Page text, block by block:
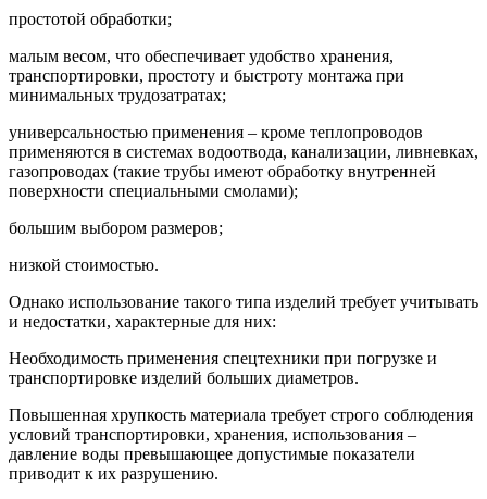
простотой обработки;
малым весом, что обеспечивает удобство хранения,
транспортировки, простоту и быстроту монтажа при
минимальных трудозатратах;
универсальностью применения – кроме теплопроводов
применяются в системах водоотвода, канализации, ливневках,
газопроводах (такие трубы имеют обработку внутренней
поверхности специальными смолами);
большим выбором размеров;
низкой стоимостью.
Однако использование такого типа изделий требует учитывать
и недостатки, характерные для них:
Необходимость применения спецтехники при погрузке и
транспортировке изделий больших диаметров.
Повышенная хрупкость материала требует строго соблюдения
условий транспортировки, хранения, использования –
давление воды превышающее допустимые показатели
приводит к их разрушению.